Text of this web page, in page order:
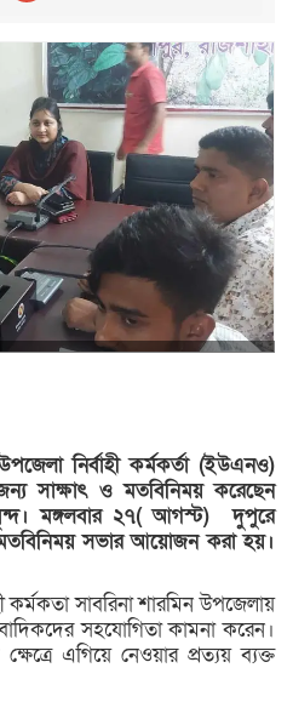
নির্বাহী কর্মকর্তা (ইউএনও)
সাক্ষাৎ ও মতবিনিময় করেছেন
মঙ্গলবার ২৭( আগস্ট) দুপুরে
সভার আয়োজন করা হয়।
সাবরিনা শারমিন উপজেলায়
সহযোগিতা কামনা করেন।
এগিয়ে নেওয়ার প্রত্যয় ব্যক্ত